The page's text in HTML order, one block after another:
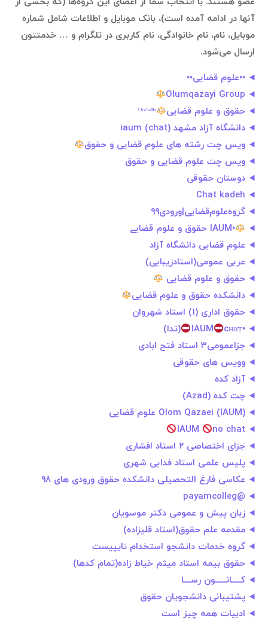
آنها در ادامه آمده است)، بانک موبایل و اطلاعات شامل شماره
موبایل، نام، نام خانوادگی، نام کاربری در تلگرام و … خدمتتون
ارسال می‌شود.
••علوم قضایی••
Olumqazayi Group
حقوق و علوم قضایی
ᴼʳᶻʰᵃⁿˢ
دانشگاه آزاد مشهد iaum (chat)
ویس چت رشته های علوم قضایی و حقوق
ویس چت علوم قضایی و حقوق
دوستان حقوقی
Chat kadeh
گروه‌علوم‌قضایی|ورودی۹۹
•IAUM حقوق و علوم قضایے
علوم قضایی دانشگاه آزاد
عربی عمومی(استادزیبایی)
حقوق و علوم قضایی
دانشکده حقوق‌ و‌ علوم قضایی
حقوق اداری (۱) استاد شهروان
•IAUM
cнαт
(تدا)
جزاعمومی۳ استاد فتح ابادی
وویس های حقوقی
آزاد کده
چت کده (Azad)
Olom Qazaei (IAUM) علوم قضایی
IAUM
no chat
جزای اختصاصی ۲ استاد افشاری
پلیس علمی استاد فدایی شهری
عکاسی فارغ التحصیلی دانشکده حقوق ورودی های ۹۸
@payamcolleg
زبان پیش و عمومی دکتر موسویان
مقدمه علم حقوق(استاد قلیزاده)
گروه خدمات دانشجو استخدام تایپیست
حقوق بیمه استاد میثم خیاط زاده(تمام کدها)
کـــــانــــــون رســــا
پشتیبانی دانشجویان حقوق
ادبیات همه چیز است